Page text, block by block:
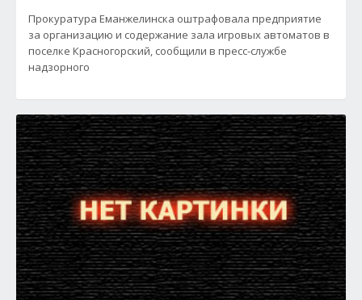
Прокуратура Еманжелинска оштрафовала предприятие
за организацию и содержание зала игровых автоматов в
поселке Красногорский, сообщили в пресс-службе
надзорного